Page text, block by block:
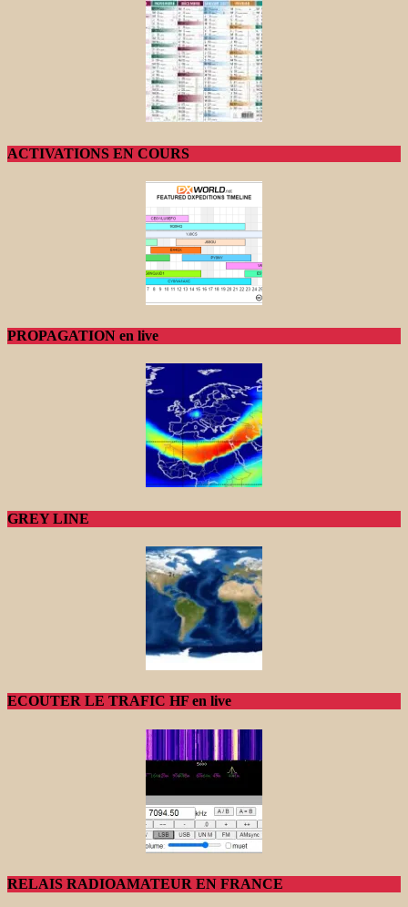
ACTIVATIONS EN COURS
PROPAGATION en live
GREY LINE
ECOUTER LE TRAFIC HF en live
RELAIS RADIOAMATEUR EN FRANCE